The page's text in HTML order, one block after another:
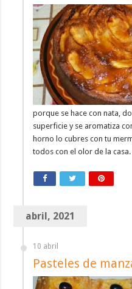
porque se hace con nata,
superficie y se aromatiza
horno lo cubres con tu
todos con el olor de la casa.
abril, 2021
10 abril
Pasteles de